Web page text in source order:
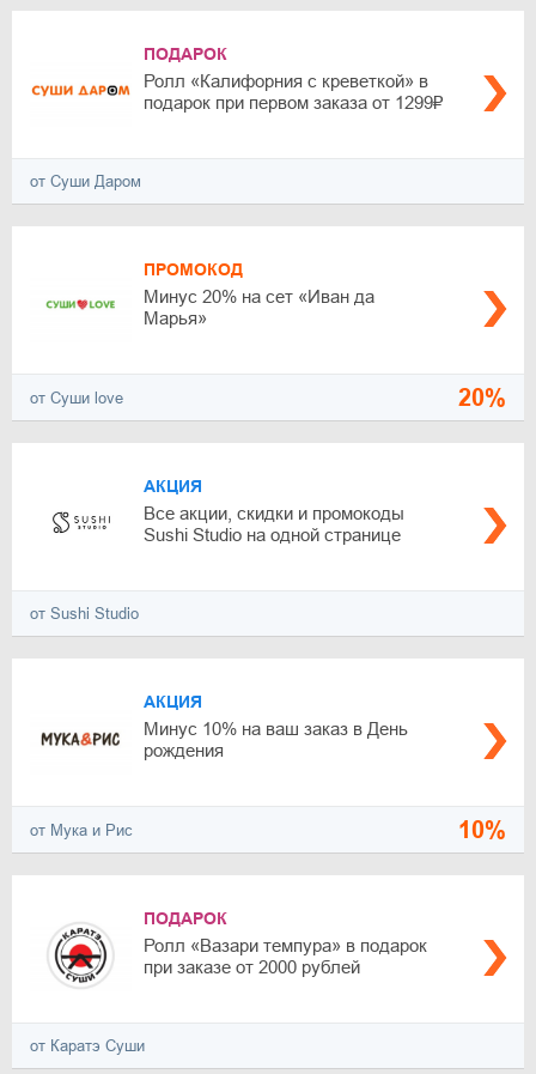
ПОДАРОК
Ролл «Калифорния с креветкой» в
подарок при первом заказа от 1299₽
от Суши Даром
ПРОМОКОД
Минус 20% на сет «Иван да
Марья»
от Суши love 20%
АКЦИЯ
Все акции, скидки и промокоды
Sushi Studio на одной странице
от Sushi Studio
АКЦИЯ
Минус 10% на ваш заказ в День
рождения
от Мука и Рис 10%
ПОДАРОК
Ролл «Вазари темпура» в подарок
при заказе от 2000 рублей
от Каратэ Суши